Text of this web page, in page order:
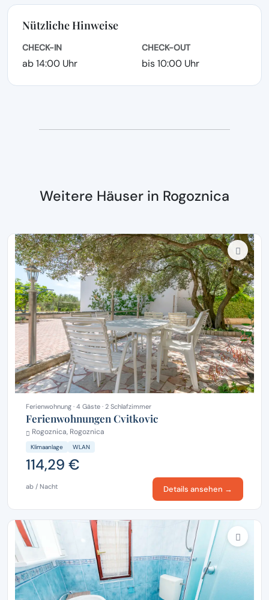
Nützliche Hinweise
CHECK-IN
ab 14:00 Uhr
CHECK-OUT
bis 10:00 Uhr
Weitere Häuser in Rogoznica
Ferienwohnung · 4 Gäste · 2 Schlafzimmer
Ferienwohnungen Cvitkovic
Rogoznica, Rogoznica
Klimaanlage WLAN
114,29 €
ab / Nacht Details ansehen →